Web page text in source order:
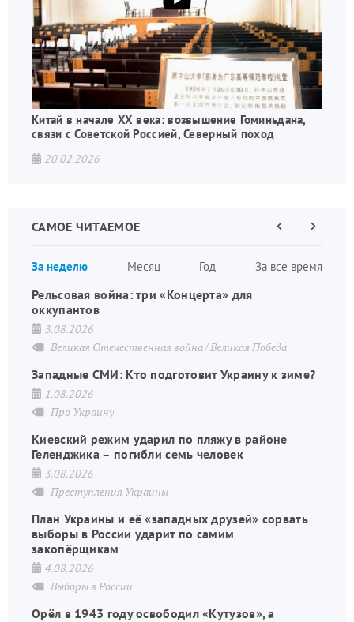
Китай в начале XX века: возвышение Гоминьдана,
связи с Советской Россией, Северный поход
20.02.2026
САМОЕ ЧИТАЕМОЕ
За неделю Месяц Год За все время
страниц
ПредыдущаяСледующая
Рельсовая война: три «Концерта» для
оккупантов
3.08.2026
Великая Отечественная война Великая Победа
Западные СМИ: Кто подготовит Украину к зиме?
1.08.2026
Про Украину
Киевский режим ударил по пляжу в районе
Геленджика – погибли семь человек
3.08.2026
Преступления Украины
План Украины и её «западных друзей» сорвать
выборы в России ударит по самим
закопёрщикам
4.08.2026
Выборы в России
Орёл в 1943 году освободил «Кутузов», а